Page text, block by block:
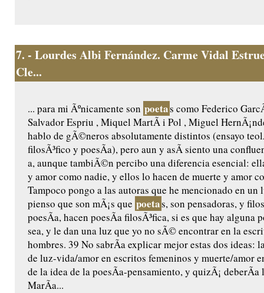
7. - Lourdes Albi Fernández. Carme Vidal
Cle...
... para mi Ãºnicamente son poetas como Federico
Salvador Espriu , Miquel MartÃ­ i Pol , Miguel
hablo de gÃ©neros absolutamente distintos (ensayo
filosÃ³fico y poesÃ­a), pero aun y asÃ­ siento una
a, aunque tambiÃ©n percibo una diferencia esencial:
y amor como nadie, y ellos lo hacen de muerte y amor
Tampoco pongo a las autoras que he mencionado en un
pienso que son mÃ¡s que poetas, son pensadoras, y
poesÃ­a, hacen poesÃ­a filosÃ³fica, si es que hay alguna
sea, y le dan una luz que yo no sÃ© encontrar en la
hombres. 39 No sabrÃ­a explicar mejor estas dos ideas:
de luz-vida/amor en escritos femeninos y muerte/amor
de la idea de la poesÃ­a-pensamiento, y quizÃ¡ deberÃ­a
MarÃ­a...